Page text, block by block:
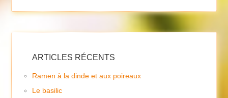
ARTICLES RÉCENTS
Ramen à la dinde et aux poireaux
Le basilic